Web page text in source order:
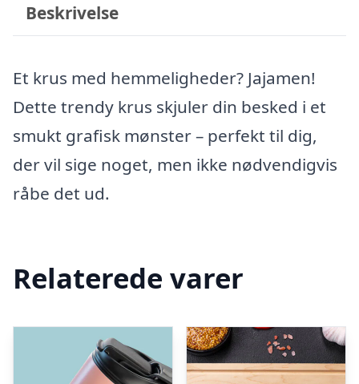
Beskrivelse
Et krus med hemmeligheder? Jajamen!
Dette trendy krus skjuler din besked i et
smukt grafisk mønster – perfekt til dig,
der vil sige noget, men ikke nødvendigvis
råbe det ud.
Relaterede varer